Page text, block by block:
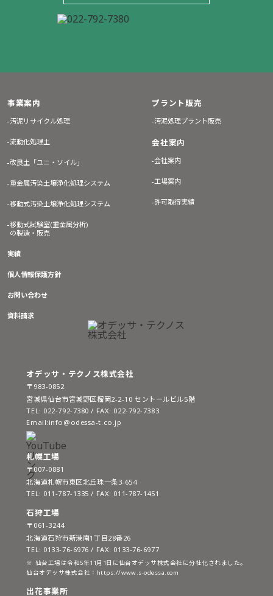
オデッサ・テクノス株式会社
〒983-0852
宮城県仙台市宮城野区榴岡2-2-10 セントールビル5階
TEL: 022-792-7380 / FAX: 022-792-7383
Email:info@odessa-t.co.jp
札幌工場
〒007-0881
北海道札幌市東区北丘珠一条3-654
TEL: 011-787-1335 / FAX: 011-787-1451
石狩工場
〒061-3244
北海道石狩市新港南1丁目28番26
TEL: 0133-76-6976 / FAX: 0133-76-6977
※ 仙台工場は令和5年11月1日に仙台オデッサ株式会社に分社化されました。
仙台オデッサ株式会社： https://www.s-odessa.com
出花事業所
事業案内
汚泥リサイクル処理
流動化処理土
改良土「ユニ・ソイル」
重金属汚染土壌浄化処理システム
移動式汚染土壌浄化処理システム
移動式試験室(重金属分析)
の製造・販売
プラント販売
汚泥処理プラント販売
会社案内
会社案内
工場案内
許可取得実績
実績
個人情報保護方針
お問い合わせ
資料請求